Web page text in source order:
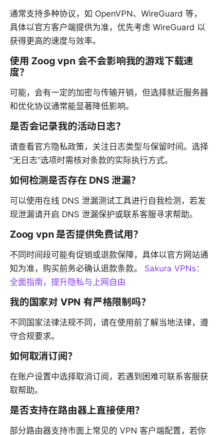
通常支持多种协议，如 OpenVPN、WireGuard 等，
具体以官方客户端提供为准，优先考虑 WireGuard 以
获得更高的速度与效率。
使用 Zoog vpn 会不会影响我的游戏下载速
度？
可能，会有一定的加密与传输开销，但选择就近服务器
和优化协议通常能显著降低影响。
是否会记录我的活动日志？
请查看官方隐私政策，关注日志类型与保留时间。选择
“无日志”选项时需核对条款的实际执行方式。
如何检测是否存在 DNS 泄漏？
可以使用在线 DNS 泄漏测试工具进行自我检测，若发
现泄漏请开启 DNS 泄漏保护或联系客服寻求帮助。
Zoog vpn 是否提供免费试用？
不同时间段可能有促销或退款保障，具体以官方网站通
知为准，购买前务必确认退款条款。 Sakura VPNs：
全面指南，提升隐私与上网自由
我的国家对 VPN 有严格限制吗？
不同国家法律法规不同，请在使用前了解当地法律，遵
守合规要求。
如何取消订阅？
在账户设置中选择取消订阅，若遇到困难可联系客服获
取帮助。
是否支持在路由器上直接使用？
部分路由器支持市面上常见的 VPN 客户端配置，若你